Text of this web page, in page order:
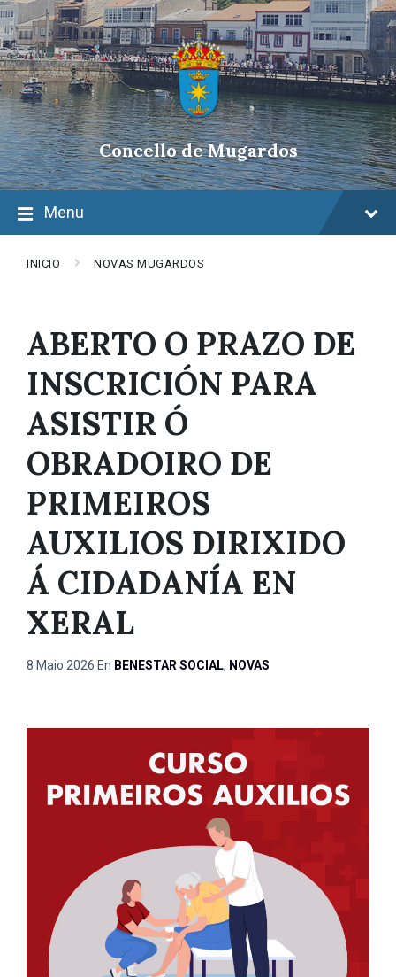
Skip
to
content
Skip
to
main
navigation
Skip
to
footer
Concello de Mugardos
Menu
INICIO NOVAS MUGARDOS
ABERTO O PRAZO DE
INSCRICIÓN PARA
ASISTIR Ó
OBRADOIRO DE
PRIMEIROS
AUXILIOS DIRIXIDO
Á CIDADANÍA EN
XERAL
8 Maio 2026 En BENESTAR SOCIAL, NOVAS